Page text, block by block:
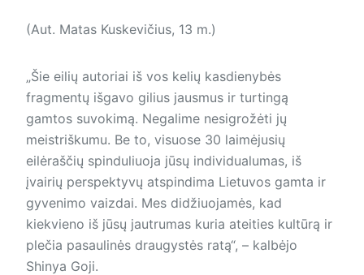
(Aut. Matas Kuskevičius, 13 m.)
„Šie eilių autoriai iš vos kelių kasdienybės
fragmentų išgavo gilius jausmus ir turtingą
gamtos suvokimą. Negalime nesigrožėti jų
meistriškumu. Be to, visuose 30 laimėjusių
eilėraščių spinduliuoja jūsų individualumas, iš
įvairių perspektyvų atspindima Lietuvos gamta ir
gyvenimo vaizdai. Mes didžiuojamės, kad
kiekvieno iš jūsų jautrumas kuria ateities kultūrą ir
plečia pasaulinės draugystės ratą“, – kalbėjo
Shinya Goji.